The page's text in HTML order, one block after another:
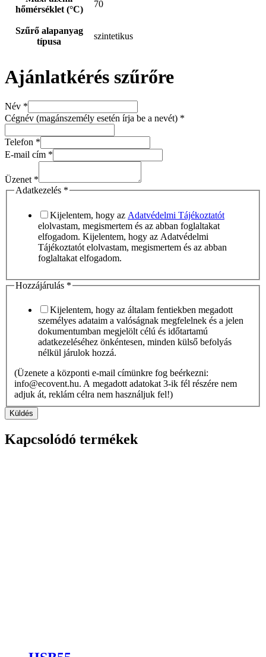
hőmérséklet (°C)
70
Szűrő alapanyag
típusa
szintetikus
Ajánlatkérés szűrőre
Név *
Adatkezelés
Telefon
Cégnév (magánszemély esetén írja be a nevét) *
Telefon *
E-mail cím *
Üzenet *
Adatkezelés *
Kijelentem, hogy az Adatvédelmi Tájékoztatót
elolvastam, megismertem és az abban foglaltakat
elfogadom. Kijelentem, hogy az Adatvédelmi
Tájékoztatót elolvastam, megismertem és az abban
foglaltakat elfogadom.
Hozzájárulás *
Kijelentem, hogy az általam fentiekben megadott
személyes adataim a valóságnak megfelelnek és a jelen
dokumentumban megjelölt célú és időtartamú
adatkezeléséhez önkéntesen, minden külső befolyás
nélkül járulok hozzá.
(Üzenete a központi e-mail címünkre fog beérkezni:
info@ecovent.hu. A megadott adatokat 3-ik fél részére nem
adjuk át, reklám célra nem használjuk fel!)
Küldés
Kapcsolódó termékek